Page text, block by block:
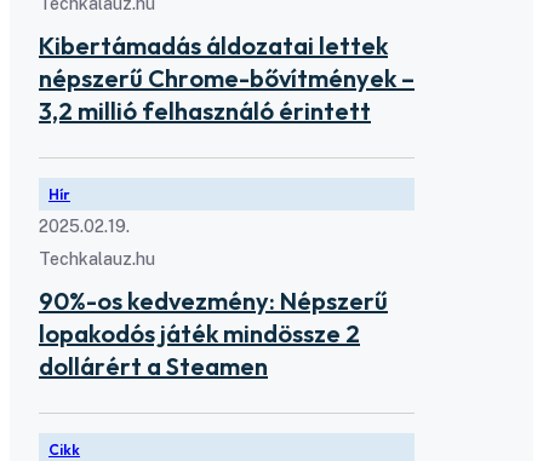
Kibertámadás áldozatai lettek
népszerű Chrome-bővítmények –
3,2 millió felhasználó érintett
Hír
2025.02.19.
Techkalauz.hu
90%-os kedvezmény: Népszerű
lopakodós játék mindössze 2
dollárért a Steamen
Cikk